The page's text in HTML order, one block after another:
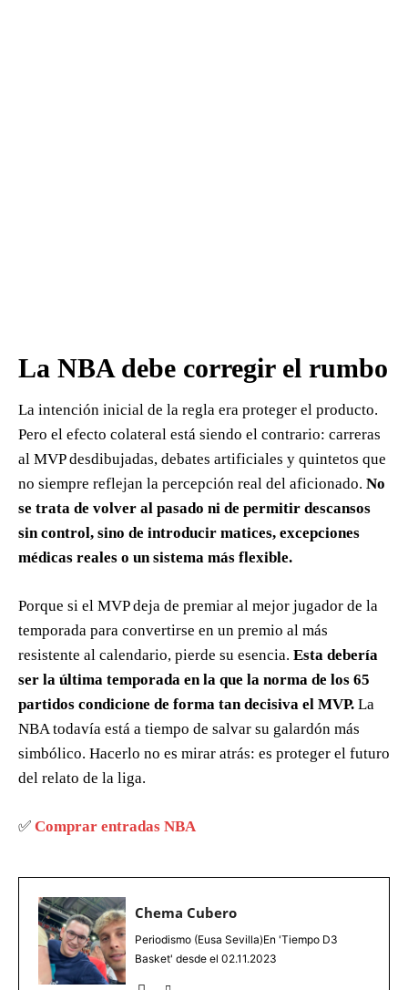
La NBA debe corregir el rumbo
La intención inicial de la regla era proteger el producto.
Pero el efecto colateral está siendo el contrario: carreras
al MVP desdibujadas, debates artificiales y quintetos que
no siempre reflejan la percepción real del aficionado. No
se trata de volver al pasado ni de permitir descansos
sin control, sino de introducir matices, excepciones
médicas reales o un sistema más flexible.
Porque si el MVP deja de premiar al mejor jugador de la
temporada para convertirse en un premio al más
resistente al calendario, pierde su esencia. Esta debería
ser la última temporada en la que la norma de los 65
partidos condicione de forma tan decisiva el MVP. La
NBA todavía está a tiempo de salvar su galardón más
simbólico. Hacerlo no es mirar atrás: es proteger el futuro
del relato de la liga.
✅ Comprar entradas NBA
Chema Cubero
Periodismo (Eusa Sevilla)En 'Tiempo D3
Basket' desde el 02.11.2023